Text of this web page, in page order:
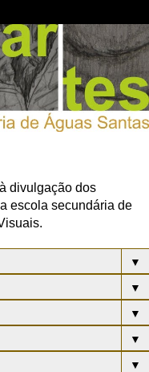
divulgação dos
escola secundária de
▼
▼
▼
▼
▼